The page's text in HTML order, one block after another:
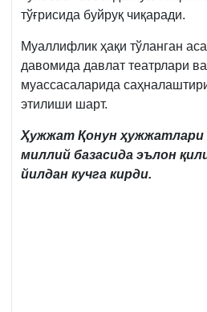
тўғрисида буйруқ чиқаради.
Муаллифлик ҳақи тўланган
давомида давлат театрлари
муассасаларида
этилиши шарт.
Ҳужжат Қонун
миллий базасида эълон
йилдан кучга кирди.